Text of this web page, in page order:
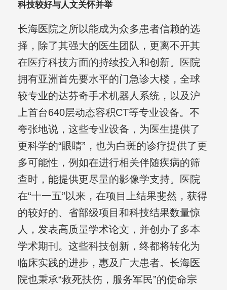
科技较好与人文关怀并举
长海医院之所以能成为众多患者信赖的选
择，除了其强大的医生团队，更离不开其
在医疗科技方面的持续投入和创新。医院
拥有亚洲首先要水平的门急诊大楼，全球
较专业的达芬奇手术机器人系统，以及沪
上首台640层动态容积CT等专业设备。不
夸张地说，这些专业设备，为医生提供了
更科学的“眼睛”，也为白斑的诊疗提供了更
多可能性，例如在进行相关伴随疾病的筛
查时，能提供更尽量的影像学支持。医院
在“十一五”以来，在项目上结果斐然，获得
的较好的、省部级项目和科技结果数量惊
人，发表高质量学术论文，并创办了多本
学术期刊。这些科技创新，终都将转化为
临床实践的进步，惠及广大患者。长海医
院也秉承“救死扶伤，服务军民”的使命宗